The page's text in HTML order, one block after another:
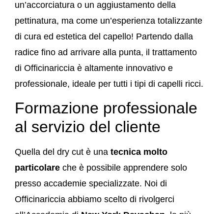
un’accorciatura o un aggiustamento della
pettinatura, ma come un’esperienza totalizzante
di cura ed estetica del capello! Partendo dalla
radice fino ad arrivare alla punta, il trattamento
di Officinariccia è altamente innovativo e
professionale, ideale per tutti i tipi di capelli ricci.
Formazione professionale
al servizio del cliente
Quella del dry cut è una tecnica molto
particolare che è possibile apprendere solo
presso accademie specializzate. Noi di
Officinariccia abbiamo scelto di rivolgerci